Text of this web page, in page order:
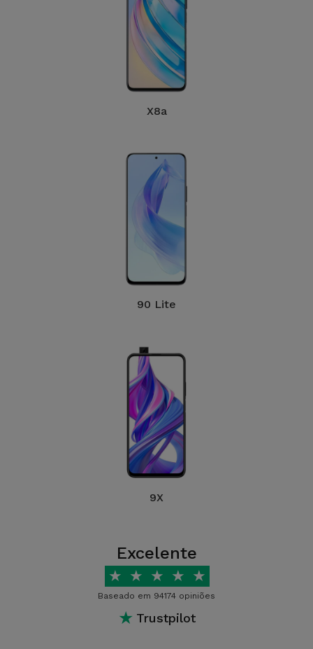
X8a
90 Lite
9X
Excelente
★ ★ ★ ★ ★
Baseado em 94174 opiniões
★ Trustpilot